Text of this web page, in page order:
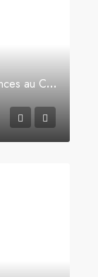
Appartement Confortable pour Vacances au Centre-Ville